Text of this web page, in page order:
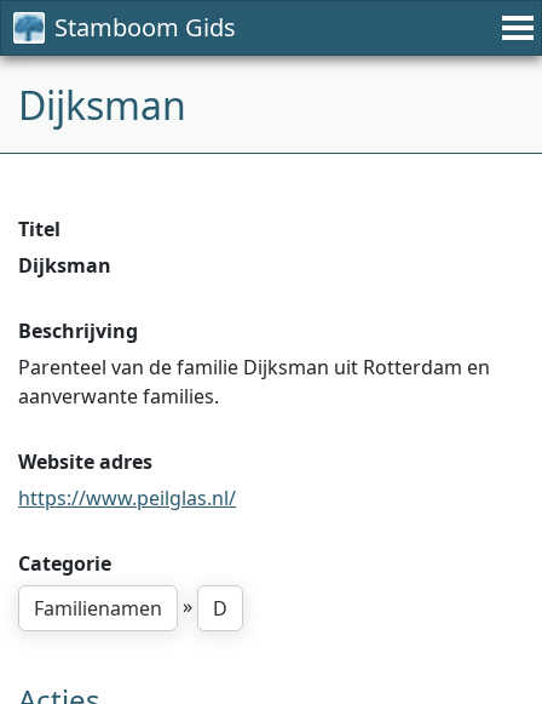
Stamboom Gids
Dijksman
Titel
Dijksman
Beschrijving
Parenteel van de familie Dijksman uit Rotterdam en
aanverwante families.
Website adres
https://www.peilglas.nl/
Categorie
Familienamen
» D